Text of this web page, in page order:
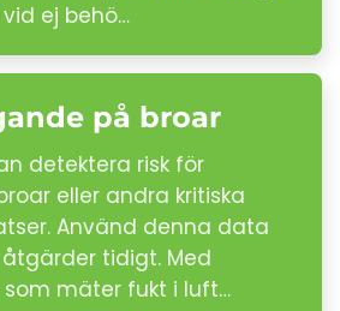
ej behö…
på broar
detektera risk för
eller andra kritiska
Använd denna data
tidigt. Med
mäter fukt i luft…